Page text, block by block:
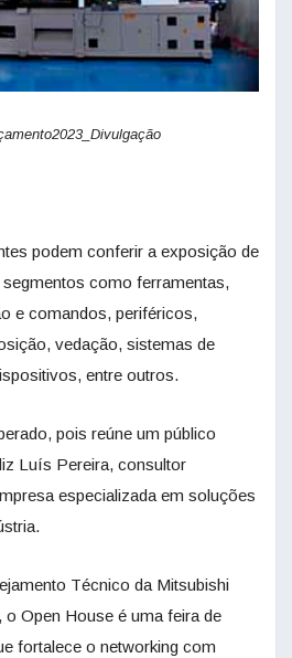
podem conferir a exposição de
como ferramentas,
e comandos, periféricos,
vedação, sistemas de
entre outros.
pois reúne um público
Luís Pereira, consultor
especializada em soluções
Técnico da Mitsubishi
o Open House é uma feira de
fortalece o networking com